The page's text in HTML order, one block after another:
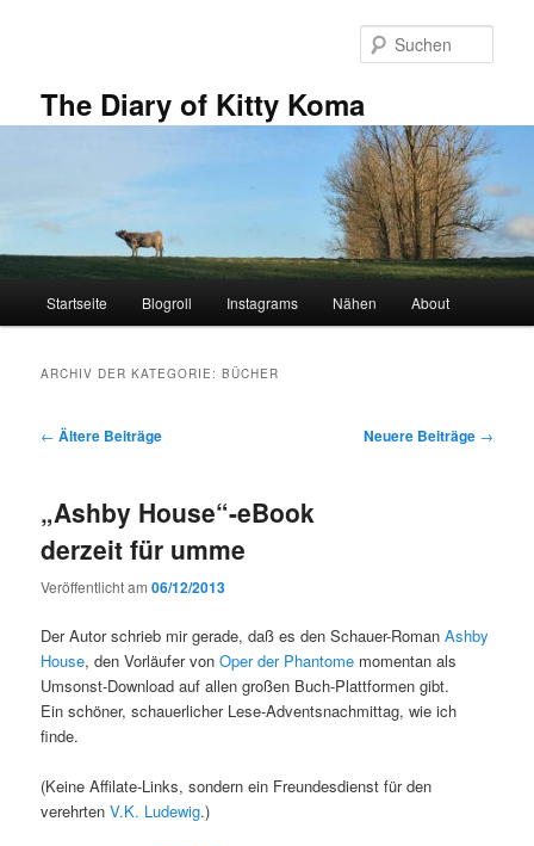
The Diary of Kitty Koma
Startseite Blogroll Instagrams Nähen About
ARCHIV DER KATEGORIE:BÜCHER
Beitragsnavigation
← Ältere Beiträge Neuere Beiträge →
„Ashby House“-eBook
derzeit für umme
Veröffentlicht am06/12/2013
Der Autor schrieb mir gerade, daß es den Schauer-RomanAshby
House, den Vorläufer vonOper der Phantome momentan als
Umsonst-Download auf allen großen Buch-Plattformen gibt.
Ein schöner, schauerlicher Lese-Adventsnachmittag, wie ich
finde.
(Keine Affilate-Links, sondern ein Freundesdienst für den
verehrtenV.K. Ludewig.)